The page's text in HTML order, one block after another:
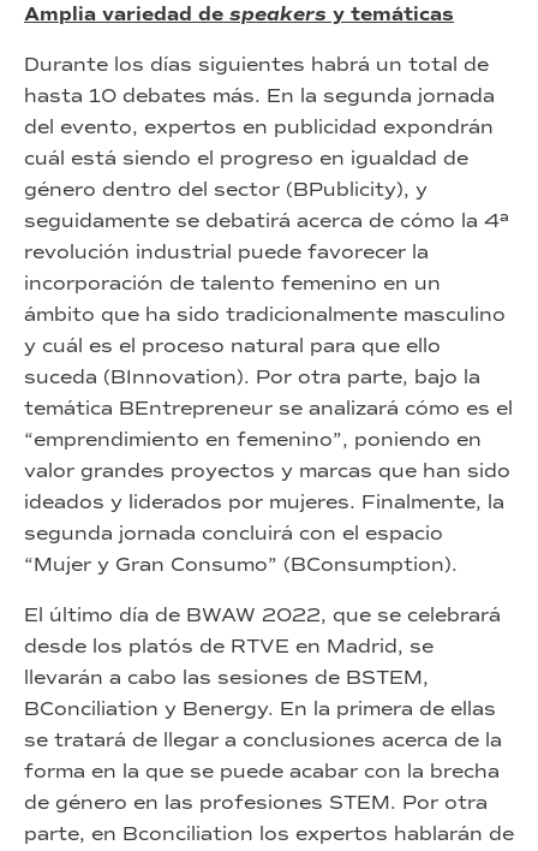
Amplia variedad de speakers y temáticas
Durante los días siguientes habrá un total de
hasta 10 debates más. En la segunda jornada
del evento, expertos en publicidad expondrán
cuál está siendo el progreso en igualdad de
género dentro del sector (BPublicity), y
seguidamente se debatirá acerca de cómo la 4ª
revolución industrial puede favorecer la
incorporación de talento femenino en un
ámbito que ha sido tradicionalmente masculino
y cuál es el proceso natural para que ello
suceda (BInnovation). Por otra parte, bajo la
temática BEntrepreneur se analizará cómo es el
“emprendimiento en femenino”, poniendo en
valor grandes proyectos y marcas que han sido
ideados y liderados por mujeres. Finalmente, la
segunda jornada concluirá con el espacio
“Mujer y Gran Consumo” (BConsumption).
El último día de BWAW 2022, que se celebrará
desde los platós de RTVE en Madrid, se
llevarán a cabo las sesiones de BSTEM,
BConciliation y Benergy. En la primera de ellas
se tratará de llegar a conclusiones acerca de la
forma en la que se puede acabar con la brecha
de género en las profesiones STEM. Por otra
parte, en Bconciliation los expertos hablarán de